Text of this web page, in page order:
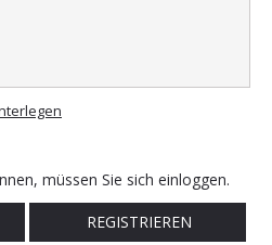
müssen Sie sich einloggen.
REGISTRIEREN